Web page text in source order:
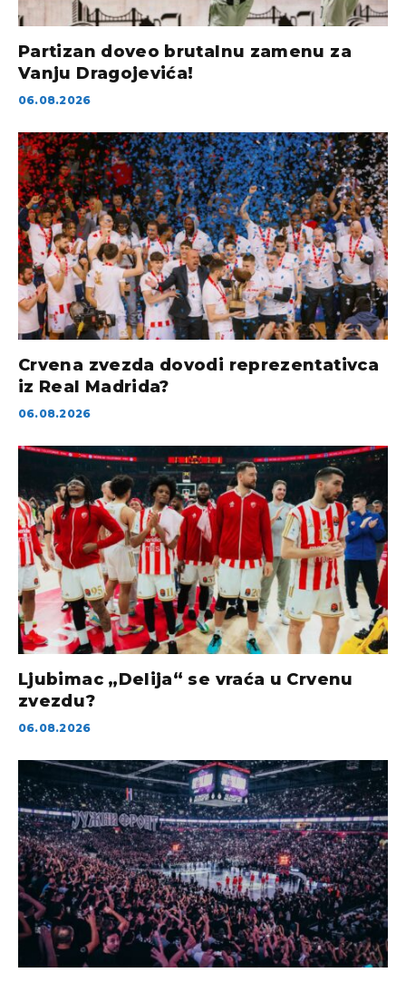
Partizan doveo brutalnu zamenu za
Vanju Dragojevića!
06.08.2026
Crvena zvezda dovodi reprezentativca
iz Real Madrida?
06.08.2026
Ljubimac „Delija“ se vraća u Crvenu
zvezdu?
06.08.2026